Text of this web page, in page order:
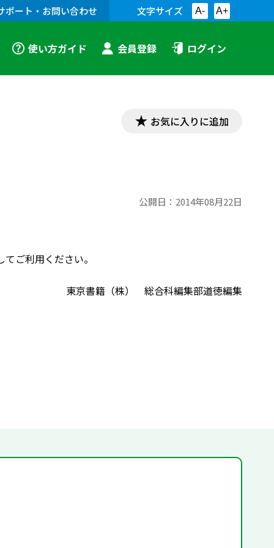
ポート・お問い合わせ 文字サイズ A- A+
使い方ガイド 会員登録 ログイン
お気に入りに追加
公開日： 2014年08月22日
ご利用ください。
東京書籍（株） 総合科編集部道徳編集